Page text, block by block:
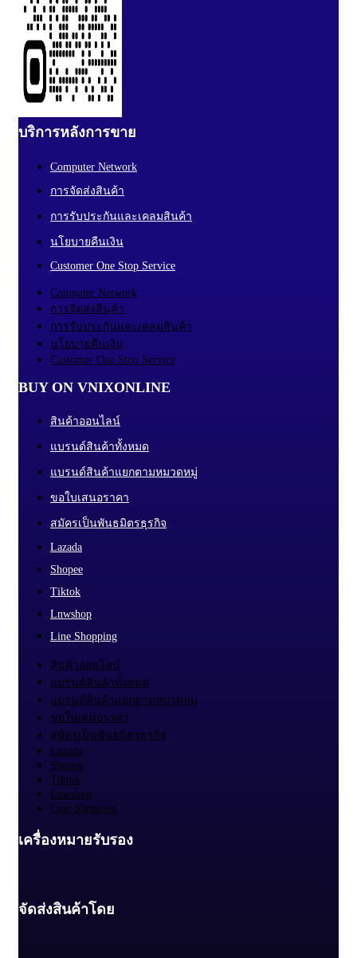
บริการหลังการขาย
Computer Network
การจัดส่งสินค้า
การรับประกันและเคลมสินค้า
นโยบายคืนเงิน
Customer One Stop Service
Computer Network
การจัดส่งสินค้า
การรับประกันและเคลมสินค้า
นโยบายคืนเงิน
Customer One Stop Service
BUY ON VNIXONLINE
สินค้าออนไลน์
แบรนด์สินค้าทั้งหมด
แบรนด์สินค้าแยกตามหมวดหมู่
ขอใบเสนอราคา
สมัครเป็นพันธมิตรธุรกิจ
Lazada
Shopee
Tiktok
Lnwshop
Line Shopping
สินค้าออนไลน์
แบรนด์สินค้าทั้งหมด
แบรนด์สินค้าแยกตามหมวดหมู่
ขอใบเสนอราคา
สมัครเป็นพันธมิตรธุรกิจ
Lazada
Shopee
Tiktok
Lnwshop
Line Shopping
เครื่องหมายรับรอง
จัดส่งสินค้าโดย